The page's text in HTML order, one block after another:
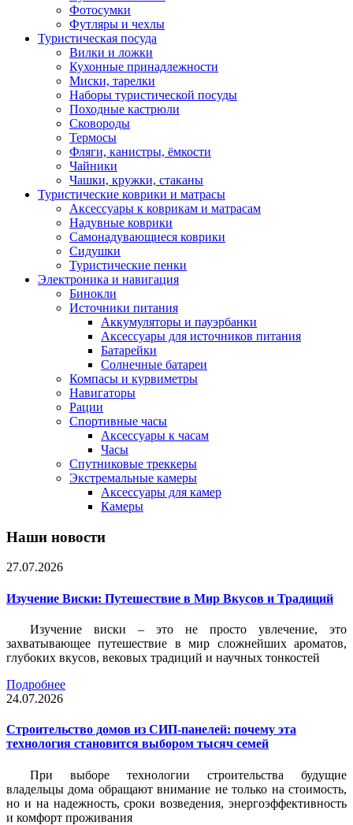
Фотосумки
Футляры и чехлы
Туристическая посуда
Вилки и ложки
Кухонные принадлежности
Миски, тарелки
Наборы туристической посуды
Походные кастрюли
Сковороды
Термосы
Фляги, канистры, ёмкости
Чайники
Чашки, кружки, стаканы
Туристические коврики и матрасы
Аксессуары к коврикам и матрасам
Надувные коврики
Самонадувающиеся коврики
Сидушки
Туристические пенки
Электроника и навигация
Бинокли
Источники питания
Аккумуляторы и пауэрбанки
Аксессуары для источников питания
Батарейки
Солнечные батареи
Компасы и курвиметры
Навигаторы
Рации
Спортивные часы
Аксессуары к часам
Часы
Спутниковые треккеры
Экстремальные камеры
Аксессуары для камер
Камеры
Наши новости
27.07.2026
Изучение Виски: Путешествие в Мир Вкусов и Традиций
Изучение виски – это не просто увлечение, это
захватывающее путешествие в мир сложнейших ароматов,
глубоких вкусов, вековых традиций и научных тонкостей
Подробнее
24.07.2026
Строительство домов из СИП-панелей: почему эта
технология становится выбором тысяч семей
При выборе технологии строительства будущие
владельцы дома обращают внимание не только на стоимость,
но и на надежность, сроки возведения, энергоэффективность
и комфорт проживания